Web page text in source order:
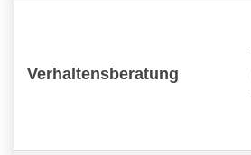
Verhaltensberatung